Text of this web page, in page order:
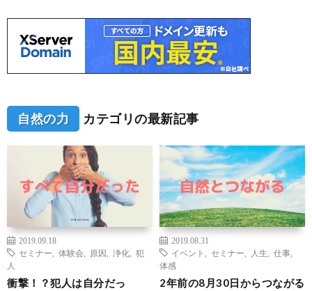
自然の力 カテゴリの最新記事
2019.09.18
セミナー
体験会 原因 浄化
犯
人
衝撃！？犯人は自分だっ
2019.08.31
イベント
セミナー 人生 仕事
体感
2年前の8月30日からつながる